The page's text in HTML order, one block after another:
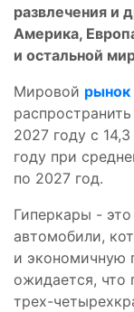
развлечения и
Америка,
и остальной
Мировой рынок
2027 году с
году при
по 2027 год.
Гиперкары -
автомобили,
и экономичную
ожидается, что
трех-